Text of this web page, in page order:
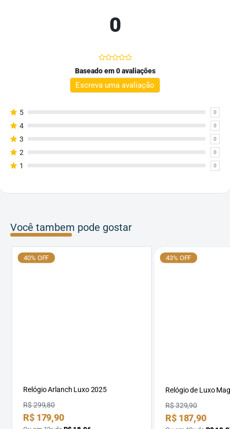
0
Baseado em 0 avaliações
Escreva uma avaliação
5 0
4 0
3 0
2 0
1 0
Você tambem pode gostar
40% OFF
Relógio Arlanch Luxo 2025
Preço
por
R$ 179,90
Preço
R$ 299,80
43% OFF
Relógio de Luxo
Preço
por
R$ 187,90
Preço
R$ 329,90